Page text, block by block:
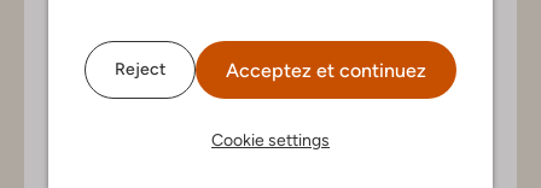
Reject Acceptez et continuez
Cookie settings